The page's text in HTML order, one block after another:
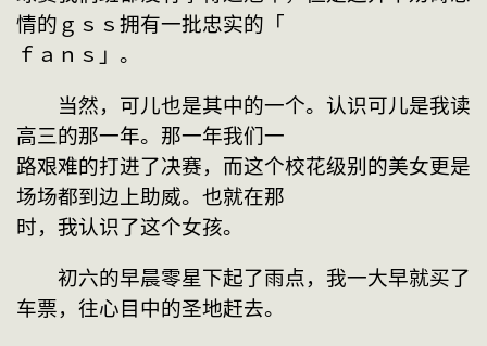
情的ｇｓｓ拥有一批忠实的「
ｆａｎｓ」。
当然，可儿也是其中的一个。认识可儿是我读
高三的那一年。那一年我们一
路艰难的打进了决赛，而这个校花级别的美女更是
场场都到边上助威。也就在那
时，我认识了这个女孩。
初六的早晨零星下起了雨点，我一大早就买了
车票，往心目中的圣地赶去。